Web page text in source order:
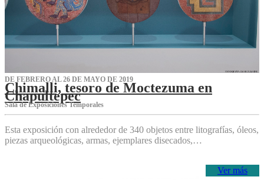
DE FEBRERO AL 26 DE MAYO DE 2019
Chimalli, tesoro de Moctezuma en
Chapultepec
Sala de Exposiciones Temporales
Esta exposición con alrededor de 340 objetos entre litografías, óleos,
piezas arqueológicas, armas, ejemplares disecados,…
Ver más